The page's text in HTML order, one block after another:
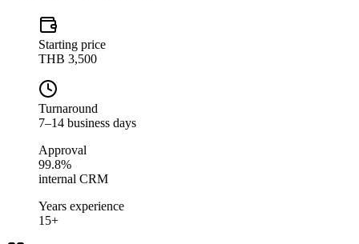
Starting price
THB 3,500
Turnaround
7–14 business days
Approval
99.8%
internal CRM
Years experience
15+